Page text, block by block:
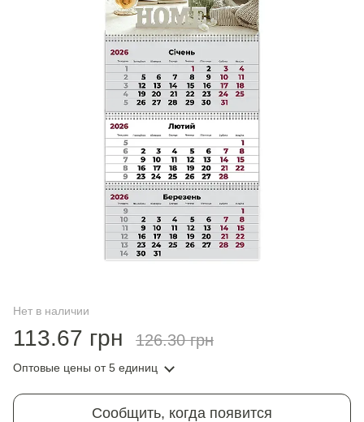
Нет в наличии
113.67 грн 126.30 грн
Оптовые цены от 5 единиц
Сообщить, когда появится